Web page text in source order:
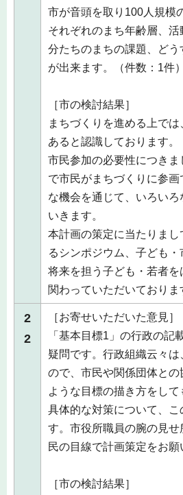
市が音頭を取り100人規模
それぞれのまち年齢層、
分たちのまちの課題、ど
が出来ます。（件数：1件）
［市の検討結果］
まちづくりを進める上で
あると認識しております。
市民参加の必要性につき
で市民がまちづくりに参
な機会を通じて、いろい
いきます。
本計画の策定に当たりま
るシンポジウム、子ども
将来を担う子ども・若者
関わっていただいておりま
2
2
［お寄せいただいた意見］
「基本目標1」の行政の
疑問です。行政組織云々
ので、市民や関係団体と
ような目標の描き方をして
具体的な対策について、
す。市役所職員の腕の見
民の目線で計画策定をお願
［市の検討結果］